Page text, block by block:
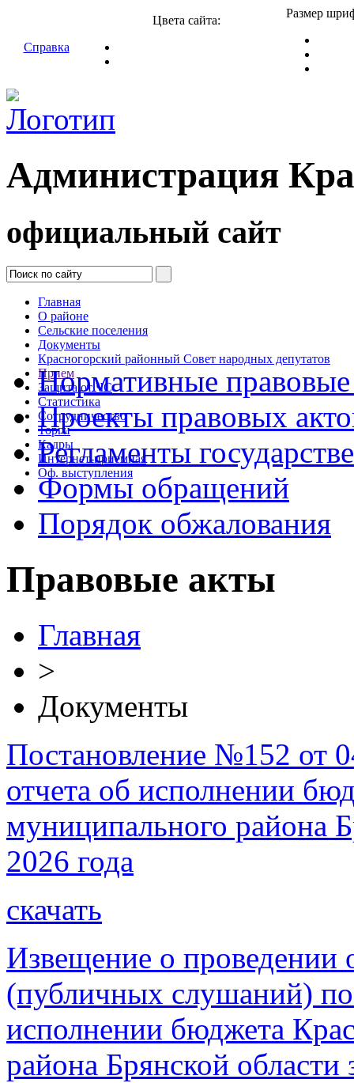
Справка
Цвета сайта:
Размер
Администрация
официальный сайт
Главная
О районе
Сельские поселения
Документы
Красногорский районный Совет народных депутатов
Прием
Защита от ЧС
Статистика
Сотрудничество
Торги
Кадры
Интернет-приемная
Оф. выступления
Нормативные
Проекты правовых
Регламенты
Формы обращений
Порядок обжалования
Правовые акты
Главная
>
Документы
Постановление №152 от
отчета об исполнении
муниципального района
2026 года
скачать
Извещение о
(публичных слушаний)
исполнении бюджета
района Брянской области